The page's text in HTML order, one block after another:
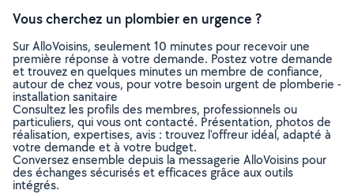
Vous cherchez un plombier en urgence ?
Sur AlloVoisins, seulement 10 minutes pour recevoir une
première réponse à votre demande. Postez votre demande
et trouvez en quelques minutes un membre de confiance,
autour de chez vous, pour votre besoin urgent de plomberie -
installation sanitaire
Consultez les profils des membres, professionnels ou
particuliers, qui vous ont contacté. Présentation, photos de
réalisation, expertises, avis : trouvez l'offreur idéal, adapté à
votre demande et à votre budget.
Conversez ensemble depuis la messagerie AlloVoisins pour
des échanges sécurisés et efficaces grâce aux outils
intégrés.